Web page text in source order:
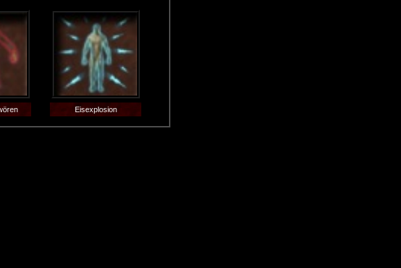
Eisexplosion